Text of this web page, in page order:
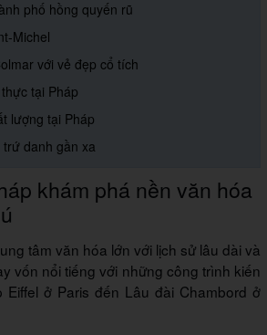
phố hồng quyến rũ
Michel
với vẻ đẹp cổ tích
tại Pháp
lượng tại Pháp
danh gần xa
khám phá nền văn hóa
tâm văn hóa lớn với lịch sử lâu dài và
vốn nổi tiếng với những công trình kiến
ở Paris đến Lâu đài Chambord ở